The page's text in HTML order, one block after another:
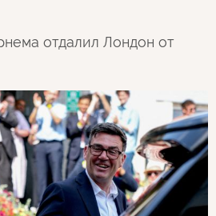
отдалил Лондон от